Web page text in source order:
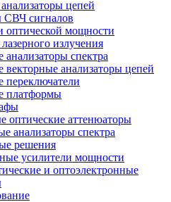
цепей
СВЧ сигналов
оптической мощности
излучения
анализаторы спектра
векторные анализаторы цепей
переключатели
платформы
оптические аттенюаторы
анализаторы спектра
решения
усилители мощности
и оптоэлектронные